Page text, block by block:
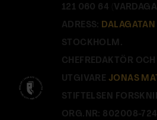
121 060 64
ADRESS: DALAGATAN
STOCKHOLM.
CHEFREDAKTÖR
UTGIVARE JONAS
STIFTELSEN
ORG.NR: 802008-